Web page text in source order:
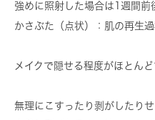
強めに照射した場合は1週間前
かさぶた（点状）
：肌の再生
メイクで隠せる程度がほとんど
無理にこすったり剥がしたり